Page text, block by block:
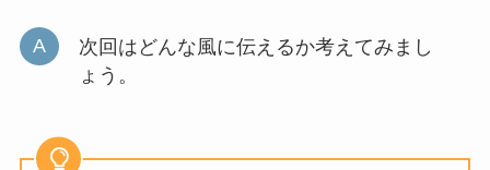
次回はどんな風に伝えるか考えてみまし
ょう。